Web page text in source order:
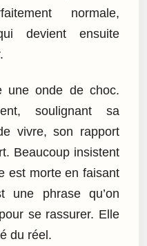
normale,
devient ensuite
une onde de choc.
soulignant sa
vivre, son rapport
Beaucoup insistent
est morte en faisant
une phrase qu’on
se rassurer. Elle
du réel.